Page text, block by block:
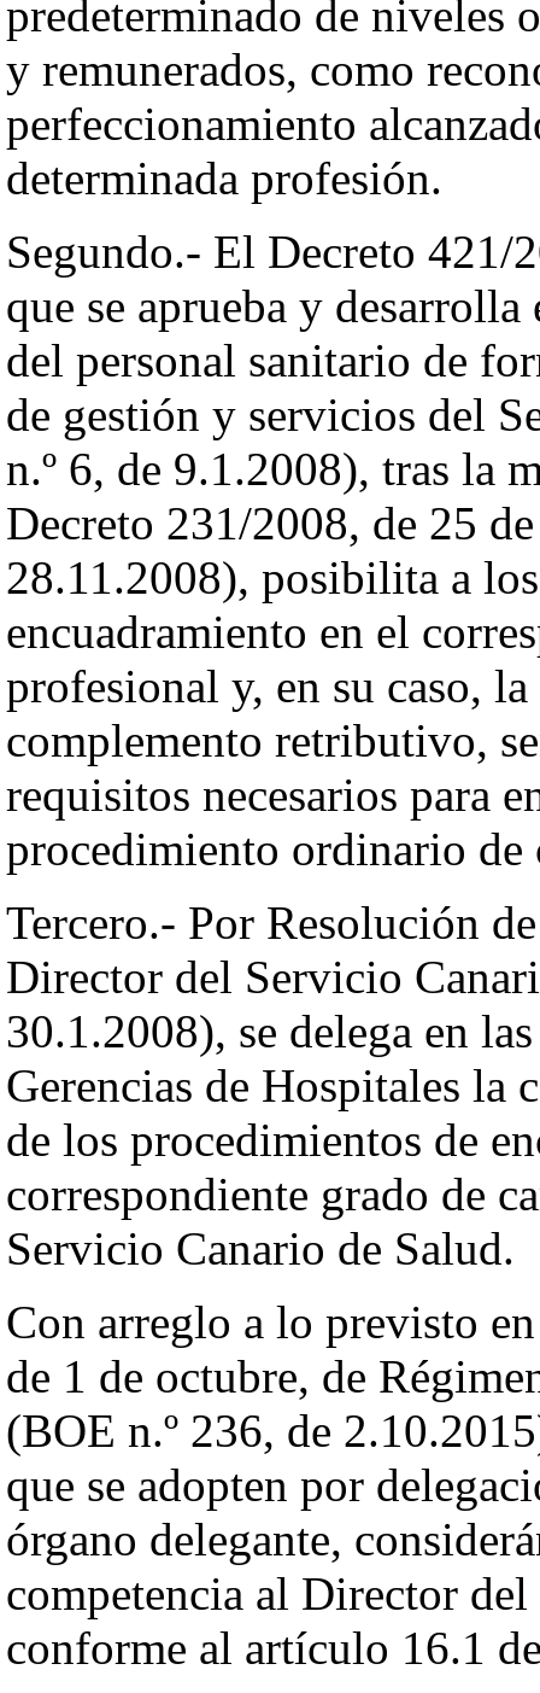
predeterminado de niveles
y remunerados, como
perfeccionamiento
determinada profesión.
Segundo.- El Decreto 421/
que se aprueba y
del personal sanitario de
de gestión y servicios del
n.º 6, de 9.1.2008), tras la
Decreto 231/2008, de 25
28.11.2008), posibilita a
encuadramiento en el
profesional y, en su caso,
complemento retributivo,
requisitos necesarios para
procedimiento ordinario de
Tercero.- Por Resolución
Director del Servicio
30.1.2008), se delega en
Gerencias de Hospitales la
de los procedimientos de
correspondiente grado de
Servicio Canario de Salud.
Con arreglo a lo previsto
de 1 de octubre, de
(BOE n.º 236, de
que se adopten por
órgano delegante,
competencia al Director
conforme al artículo 16.1